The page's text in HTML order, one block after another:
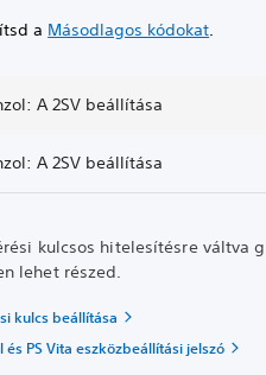
a Másodlagos kódokat
A 2SV beállítása
A 2SV beállítása
kulcsos hitelesítésre váltva
lehet részed.
kulcs beállítása
és PS Vita eszközbeállítási jelszó